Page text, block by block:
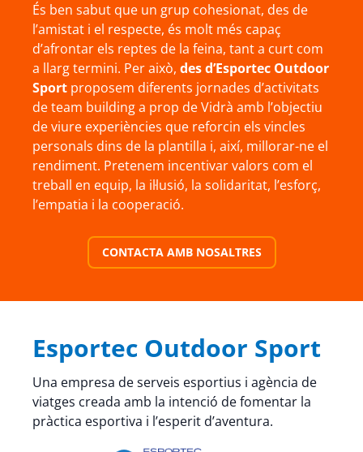
És ben sabut que un grup cohesionat, des de
l’amistat i el respecte, és molt més capaç
d’afrontar els reptes de la feina, tant a curt com
a llarg termini. Per això, des d’Esportec Outdoor
Sport proposem diferents jornades d’activitats
de team building a prop de Vidrà amb l’objectiu
de viure experiències que reforcin els vincles
personals dins de la plantilla i, així, millorar-ne el
rendiment. Pretenem incentivar valors com el
treball en equip, la il·lusió, la solidaritat, l’esforç,
l’empatia i la cooperació.
CONTACTA AMB NOSALTRES
Esportec Outdoor Sport
Una empresa de serveis esportius i agència de
viatges creada amb la intenció de fomentar la
pràctica esportiva i l’esperit d’aventura.